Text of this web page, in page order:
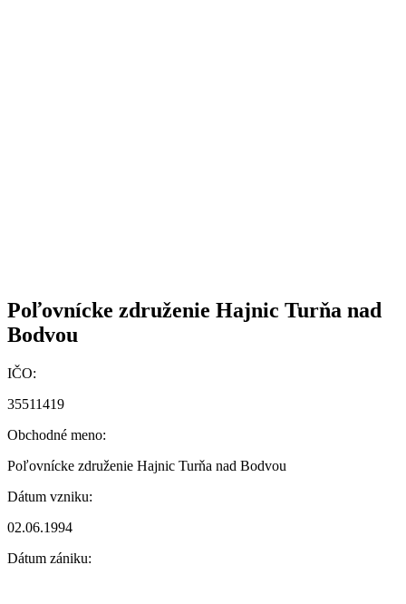
Poľovnícke združenie Hajnic Turňa nad
Bodvou
IČO:
35511419
Obchodné meno:
Poľovnícke združenie Hajnic Turňa nad Bodvou
Dátum vzniku:
02.06.1994
Dátum zániku: